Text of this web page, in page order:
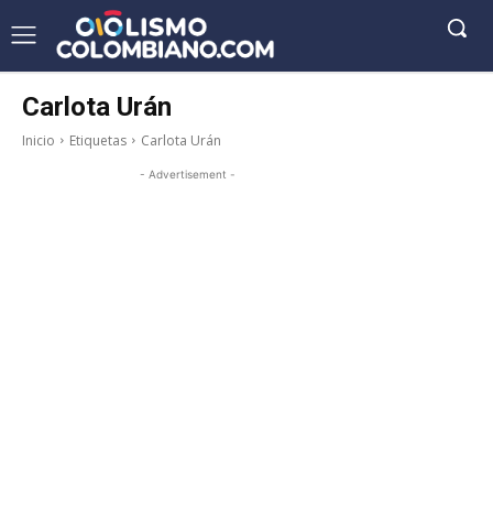
Carlota Urán
Inicio Etiquetas Carlota Urán
- Advertisement -